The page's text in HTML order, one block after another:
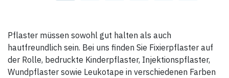
Pflaster müssen sowohl gut halten als auch
hautfreundlich sein. Bei uns finden Sie Fixierpflaster auf
der Rolle, bedruckte Kinderpflaster, Injektionspflaster,
Wundpflaster sowie Leukotape in verschiedenen Farben